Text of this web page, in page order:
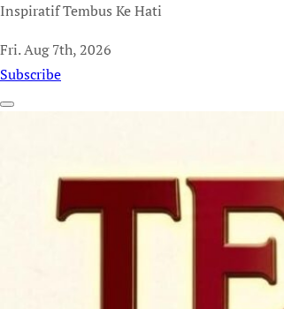
Inspiratif Tembus Ke Hati
Fri. Aug 7th, 2026
Subscribe